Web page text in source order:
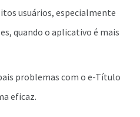
usuários, especialmente
quando o aplicativo é mais
problemas com o e-Título
eficaz.